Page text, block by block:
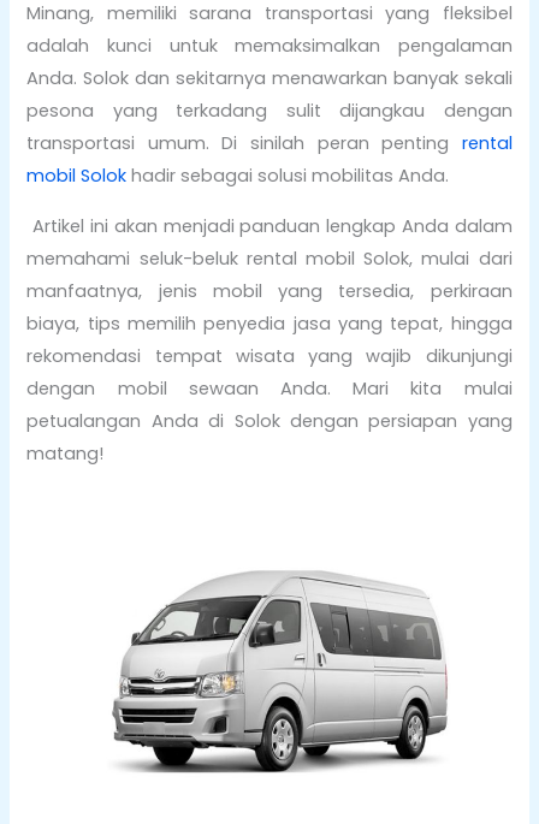
Minang, memiliki sarana transportasi yang fleksibel
adalah kunci untuk memaksimalkan pengalaman
Anda. Solok dan sekitarnya menawarkan banyak sekali
pesona yang terkadang sulit dijangkau dengan
transportasi umum. Di sinilah peran penting rental
mobil Solok hadir sebagai solusi mobilitas Anda.
Artikel ini akan menjadi panduan lengkap Anda dalam
memahami seluk-beluk rental mobil Solok, mulai dari
manfaatnya, jenis mobil yang tersedia, perkiraan
biaya, tips memilih penyedia jasa yang tepat, hingga
rekomendasi tempat wisata yang wajib dikunjungi
dengan mobil sewaan Anda. Mari kita mulai
petualangan Anda di Solok dengan persiapan yang
matang!